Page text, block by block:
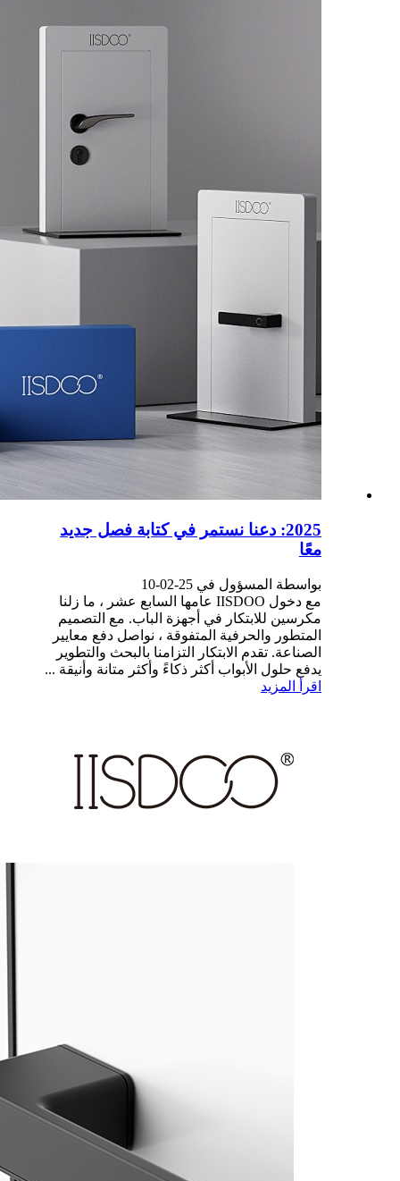
2025: دعنا نستمر في كتابة فصل جديد
معًا
بواسطة المسؤول في 25-02-10
مع دخول IISDOO عامها السابع عشر ، ما زلنا
مكرسين للابتكار في أجهزة الباب. مع التصميم
المتطور والحرفية المتفوقة ، نواصل دفع معايير
الصناعة. تقدم الابتكار التزامنا بالبحث والتطوير
يدفع حلول الأبواب أكثر ذكاءً وأكثر متانة وأنيقة ...
اقرأ المزيد